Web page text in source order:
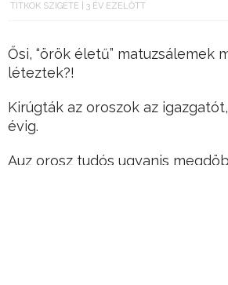
TITKOK SZIGETE 3 ÉV EZELŐTT
Ősi, “örök életű” matuzsálemek
léteztek?!
Kirúgták az oroszok az
évig.
Auz orosz tudós ugyanis